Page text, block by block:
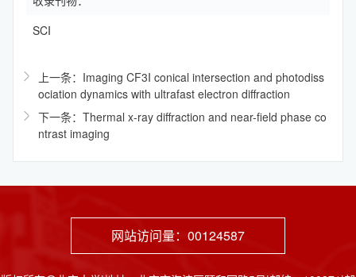
SCI
上一条：Imaging CF3I conical intersection and photodiss
ociation dynamics with ultrafast electron diffraction
下一条：Thermal x-ray diffraction and near-field phase co
ntrast imaging
网站访问量： 00124587